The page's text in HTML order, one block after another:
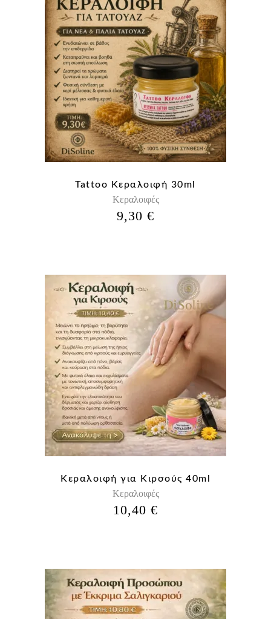
Tattoo Κεραλοιφή 30ml
Κεραλοιφές
9,30€
Κεραλοιφή για Κιρσούς 40ml
Κεραλοιφές
10,40€